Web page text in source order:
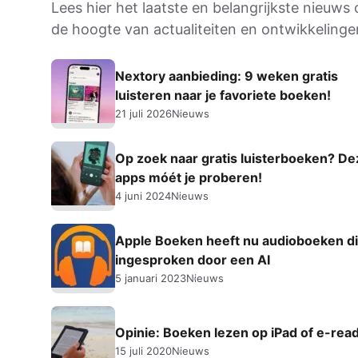
AirPods Pro 2
AirPods Max 2
GERUCHTEN
Alle AirPods
Lees hier het laatste en belangrijkste
de hoogte van actualiteiten en
Nextory aanbieding: 9 weken gratis
luisteren naar je favoriete boeken!
21 juli 2026Nieuws
Op zoek naar gratis luisterboeken?
apps móét je proberen!
4 juni 2024Nieuws
Apple Boeken heeft nu audioboeken
ingesproken door een AI
5 januari 2023Nieuws
Opinie: Boeken lezen op iPad of e-
15 juli 2020Nieuws